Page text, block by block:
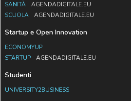
SANITÀ
AGENDADIGITALE.EU
SCUOLA
AGENDADIGITALE.EU
Startup e Open Innovation
ECONOMYUP
STARTUP
AGENDADIGITALE.EU
Studenti
UNIVERSITY2BUSINESS